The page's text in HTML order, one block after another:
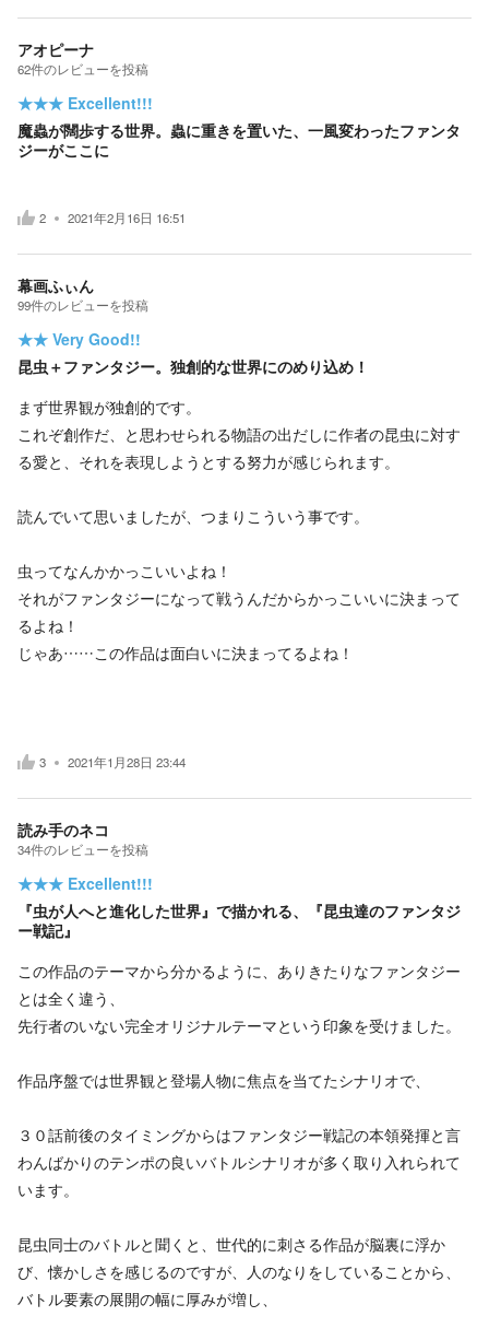
アオピーナ
62件のレビューを投稿
★★★ Excellent!!!
魔蟲が闊歩する世界。蟲に重きを置いた、一風変わったファンタ
ジーがここに
2 2021年2月16日 16:51
幕画ふぃん
99件のレビューを投稿
★★ Very Good!!
昆虫＋ファンタジー。独創的な世界にのめり込め！
まず世界観が独創的です。
これぞ創作だ、と思わせられる物語の出だしに作者の昆虫に対す
る愛と、それを表現しようとする努力が感じられます。
読んでいて思いましたが、つまりこういう事です。
虫ってなんかかっこいいよね！
それがファンタジーになって戦うんだからかっこいいに決まって
るよね！
じゃあ……この作品は面白いに決まってるよね！
3 2021年1月28日 23:44
読み手のネコ
34件のレビューを投稿
★★★ Excellent!!!
『虫が人へと進化した世界』で描かれる、『昆虫達のファンタジ
ー戦記』
この作品のテーマから分かるように、ありきたりなファンタジー
とは全く違う、
先行者のいない完全オリジナルテーマという印象を受けました。
作品序盤では世界観と登場人物に焦点を当てたシナリオで、
３０話前後のタイミングからはファンタジー戦記の本領発揮と言
わんばかりのテンポの良いバトルシナリオが多く取り入れられて
います。
昆虫同士のバトルと聞くと、世代的に刺さる作品が脳裏に浮か
び、懐かしさを感じるのですが、人のなりをしていることから、
バトル要素の展開の幅に厚みが増し、